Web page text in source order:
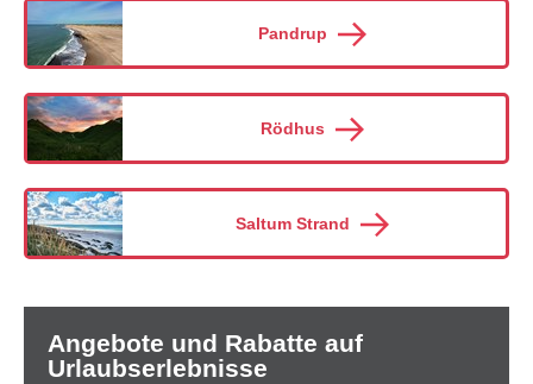
Pandrup
Rödhus
Saltum Strand
Angebote und Rabatte auf
Urlaubserlebnisse